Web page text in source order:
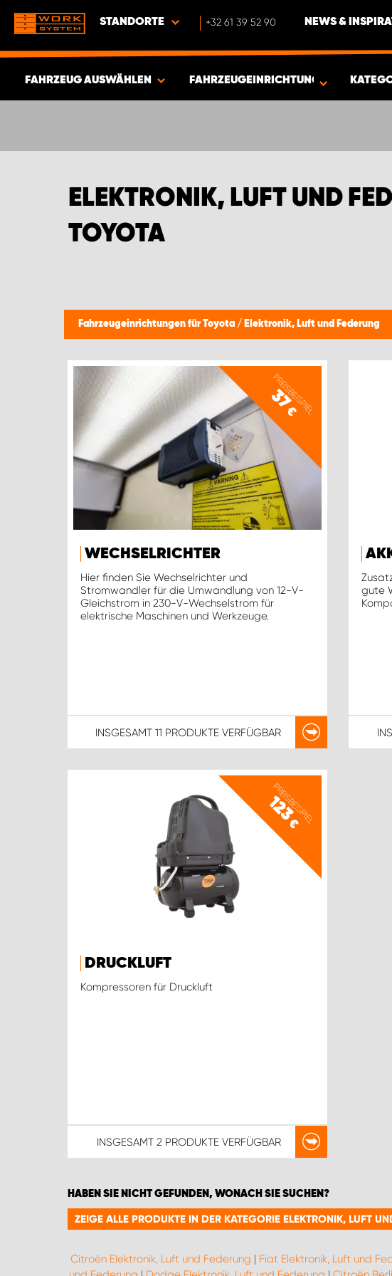
STANDORTE +32 61 39 52 90 NEWS &
FAHRZEUG AUSWÄHLEN
ARTIKEL
FAHRZEUGEINRICHTUNGEN FÜR
ELEKTRONIK, LUFT UND
TOYOTA
Fahrzeugeinrichtungen für Toyota / Elektronik, Luft und Federung
PREISBEISPIEL
37
€
WECHSELRICHTER
Hier finden Sie Wechselrichter und
Stromwandler für die Umwandlung von 12-V-
Gleichstrom in 230-V-Wechselstrom für
elektrische Maschinen und Werkzeuge.
INSGESAMT 11 PRODUKTEVERFÜGBAR
gute
PREISBEISPIEL
123
€
DRUCKLUFT
Kompressoren für Druckluft
INSGESAMT 2 PRODUKTEVERFÜGBAR
HABEN SIE NICHT GEFUNDEN, WONACH SIE SUCHEN?
ZEIGE ALLE PRODUKTE IN DER KATEGORIE ELEKTRONIK, LUFT
Citroën Elektronik, Luft und Federung | Fiat Elektronik, Luft und